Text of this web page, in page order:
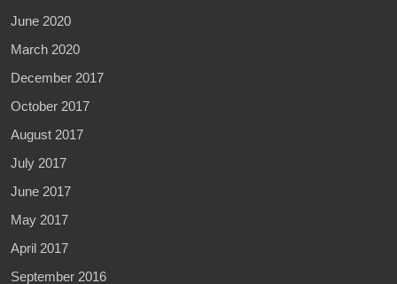
June 2020
March 2020
December 2017
October 2017
August 2017
July 2017
June 2017
May 2017
April 2017
September 2016